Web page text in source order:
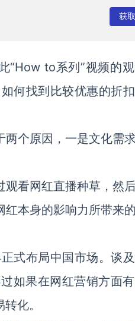
获
“How to系列”视频的
何找到比较优惠的折
个原因，一是文化需
看网红直播种草，然
本身的影响力所带来
式布局中国市场。谈
如果在网红营销方面
化。